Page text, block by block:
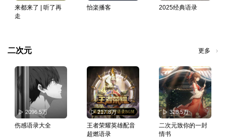
来都来了 | 听了再
走
怡楽播客 2025经典语录
二次元 更多
2096.5万
伤感语录大全
217.8万
王者荣耀英雄配音
超燃语录
328.5万
二次元致你的一封
情书